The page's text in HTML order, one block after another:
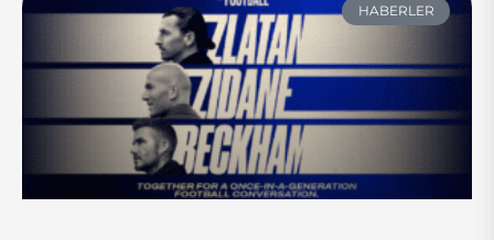
HABERLER